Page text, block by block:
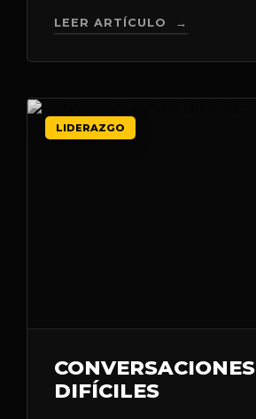
LEER ARTÍCULO →
LIDERAZGO
CONVERSACIONES
DIFÍCILES